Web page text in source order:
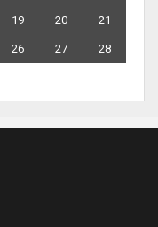
19 20 21
26 27
28